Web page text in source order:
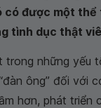
có được một thể
tình dục thật
trong những yếu
ông” đối với
hơn, phát triển